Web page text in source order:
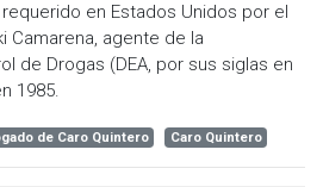
en Estados Unidos por el
Camarena, agente de la
de Drogas (DEA, por sus siglas en
1985.
de Caro Quintero Caro Quintero